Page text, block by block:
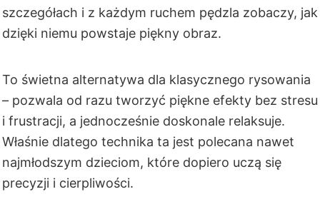
szczegółach i z każdym ruchem pędzla zobaczy, jak
dzięki niemu powstaje piękny obraz.
To świetna alternatywa dla klasycznego rysowania
– pozwala od razu tworzyć piękne efekty bez stresu
i frustracji, a jednocześnie doskonale relaksuje.
Właśnie dlatego technika ta jest polecana nawet
najmłodszym dzieciom, które dopiero uczą się
precyzji i cierpliwości.